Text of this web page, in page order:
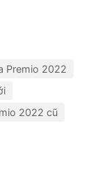
Premio 2022
2022 cũ